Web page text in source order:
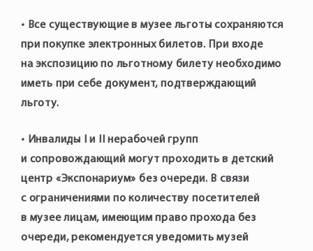
• Все существующие в музее льготы сохраняются
при покупке электронных билетов. При входе
на экспозицию по льготному билету необходимо
иметь при себе документ, подтверждающий
льготу.
• Инвалиды I и II нерабочей групп
и сопровождающий могут проходить в детский
центр «Экспонариум» без очереди. В связи
с ограничениями по количеству посетителей
в музее лицам, имеющим право прохода без
очереди, рекомендуется уведомить музей